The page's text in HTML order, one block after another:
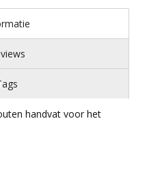
handvat voor het